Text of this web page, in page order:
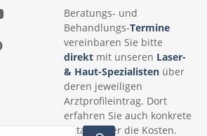
Beratungs- und
Behandlungs-Termine
vereinbaren Sie bitte
direkt mit unseren Laser-
& Haut-Spezialisten über
deren jeweiligen
Arztprofileintrag. Dort
erfahren Sie auch konkrete
Details über die Kosten.